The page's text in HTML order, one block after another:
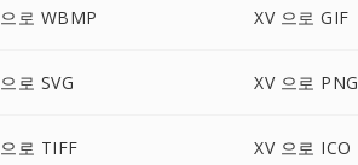
로 WBMP XV 으로 GIF
로 SVG XV 으로 PNG
로 TIFF XV 으로 ICO